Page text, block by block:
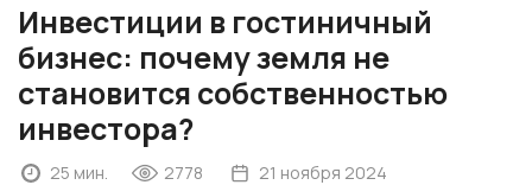
Инвестиции в гостиничный
бизнес: почему земля не
становится собственностью
инвестора?
25 мин. 2778 21 ноября 2024